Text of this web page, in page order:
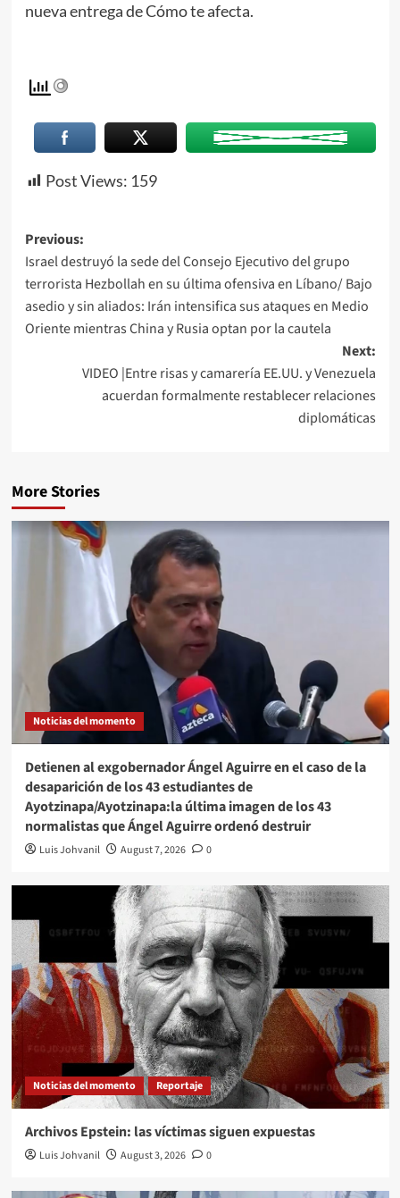
nueva entrega de Cómo te afecta.
Post Views: 159
Previous:
Israel destruyó la sede del Consejo Ejecutivo del grupo
terrorista Hezbollah en su última ofensiva en Líbano/ Bajo
asedio y sin aliados: Irán intensifica sus ataques en Medio
Oriente mientras China y Rusia optan por la cautela
Next:
VIDEO |Entre risas y camarería EE.UU. y Venezuela
acuerdan formalmente restablecer relaciones
diplomáticas
More Stories
Noticias del momento
Detienen al exgobernador Ángel Aguirre en el caso de la
desaparición de los 43 estudiantes de
Ayotzinapa/Ayotzinapa:la última imagen de los 43
normalistas que Ángel Aguirre ordenó destruir
Luis Johvanil August 7, 2026 0
Noticias del momento Reportaje
Archivos Epstein: las víctimas siguen expuestas
Luis Johvanil August 3, 2026 0